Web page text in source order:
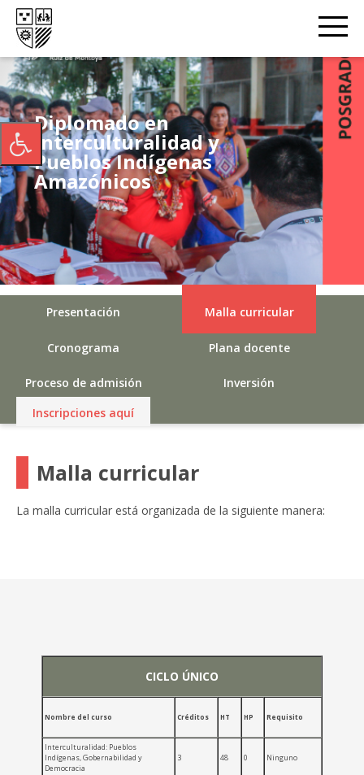
Diplomado en
Interculturalidad y
Pueblos Indígenas
Amazónicos
Presentación Malla curricular
Cronograma Plana docente
Proceso de admisión
Inversión
Inscripciones aquí
Malla curricular
La malla curricular está organizada de la siguiente manera:
CICLO ÚNICO
Nombre del curso Créditos HT HP Requisito
Interculturalidad: Pueblos
Indígenas, Gobernabilidad y
Democracia
3 48 0 Ninguno